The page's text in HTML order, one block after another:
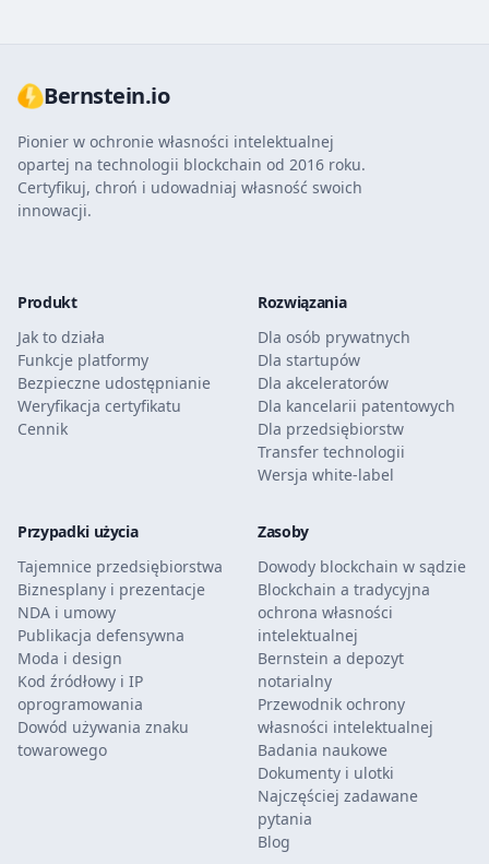
Bernstein.io
Pionier w ochronie własności intelektualnej
opartej na technologii blockchain od 2016 roku.
Certyfikuj, chroń i udowadniaj własność swoich
innowacji.
Produkt
Jak to działa
Funkcje platformy
Bezpieczne udostępnianie
Weryfikacja certyfikatu
Cennik
Rozwiązania
Dla osób prywatnych
Dla startupów
Dla akceleratorów
Dla kancelarii patentowych
Dla przedsiębiorstw
Transfer technologii
Wersja white-label
Przypadki użycia
Tajemnice przedsiębiorstwa
Biznesplany i prezentacje
NDA i umowy
Publikacja defensywna
Moda i design
Kod źródłowy i IP
oprogramowania
Dowód używania znaku
towarowego
Zasoby
Dowody blockchain w sądzie
Blockchain a tradycyjna
ochrona własności
intelektualnej
Bernstein a depozyt
notarialny
Przewodnik ochrony
własności intelektualnej
Badania naukowe
Dokumenty i ulotki
Najczęściej zadawane
pytania
Blog